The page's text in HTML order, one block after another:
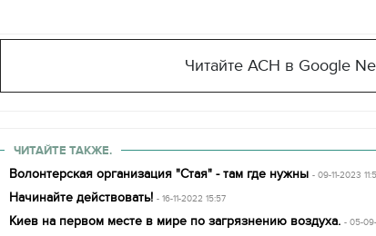
Читайте АСН в Google
ЧИТАЙТЕ ТАКЖЕ.
Волонтерская организация "Стая" - там где нужны - 09-11-2023
Начинайте действовать! - 16-11-2022 15:57
Киев на первом месте в мире по загрязнению воздуха. - 05-